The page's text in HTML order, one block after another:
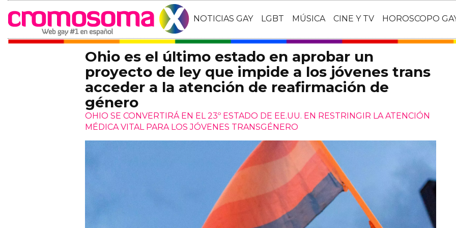
NOTICIAS GAY LGBT MÚSICA CINE Y TV HOROSCOPO
Ohio es el último estado en aprobar un
proyecto de ley que impide a los jóvenes trans
acceder a la atención de reafirmación de
género
OHIO SE CONVERTIRÁ EN EL 23º ESTADO DE EE.UU. EN RESTRINGIR LA ATENCIÓN
MÉDICA VITAL PARA LOS JÓVENES TRANSGÉNERO